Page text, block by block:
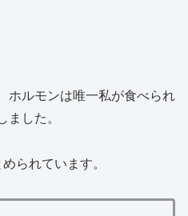
ホルモンは唯一私が食べられ
ました。
られています。